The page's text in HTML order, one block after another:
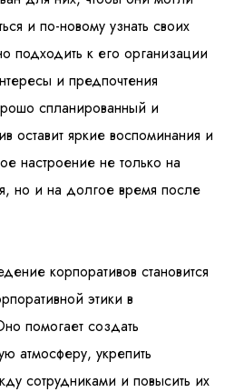
и по-новому узнать своих
подходить к его организации
и предпочтения
спланированный и
оставит яркие воспоминания и
настроение не только на
но и на долгое время после
корпоративов становится
этики в
помогает создать
атмосферу, укрепить
сотрудниками и повысить их